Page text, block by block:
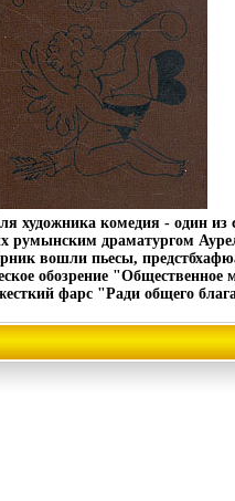
художника комедия - один
румынским драматургом
вошли пьесы,
обозрение "Общественное
фарс "Ради общего